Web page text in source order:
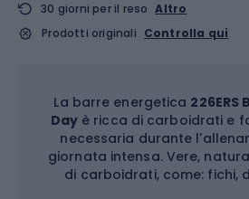
30 giorni per il reso Altro
Prodotti originali Controlla qui
La barre energetica 226ERS
Dayè ricca di carboidrati e
necessaria durante
giornata intensa. Vere,
di carboidrati, come: fichi,